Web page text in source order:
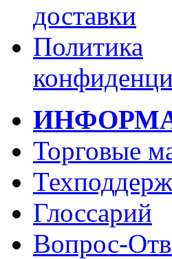
доставки
Политика
Торговые
Глоссарий
Вопрос-